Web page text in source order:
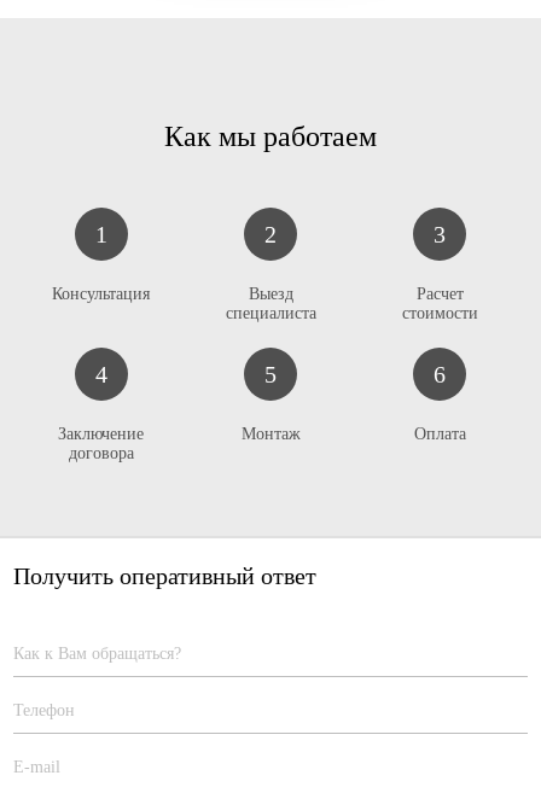
Как мы работаем
1
Консультация
2
Выезд
специалиста
3
Расчет
стоимости
4
Заключение
договора
5
Монтаж
6
Оплата
Получить оперативный ответ